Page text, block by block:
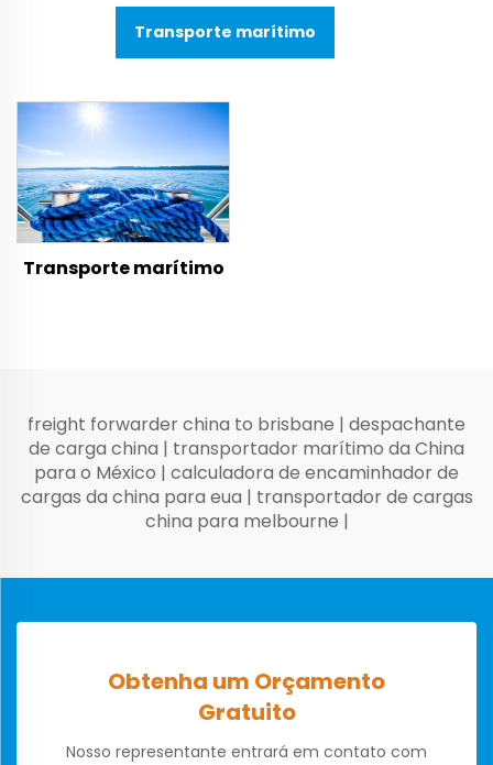
Transporte marítimo
Transporte marítimo
freight forwarder china to brisbane | despachante
de carga china | transportador marítimo da China
para o México | calculadora de encaminhador de
cargas da china para eua | transportador de cargas
china para melbourne |
Obtenha um Orçamento
Gratuito
Nosso representante entrará em contato com